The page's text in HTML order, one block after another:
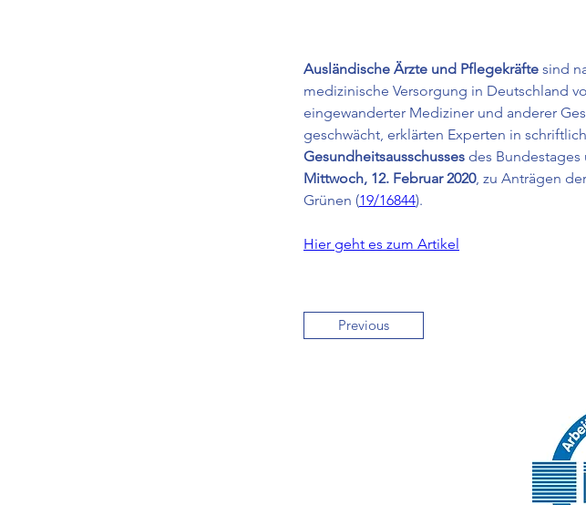
Ausländische Ärzte und Pflegekräfte sind
medizinische Versorgung in Deutschland
eingewanderter Mediziner und anderer
geschwächt, erklärten Experten in
Gesundheitsausschusses des
Mittwoch, 12. Februar 2020, zu Anträgen
Grünen (19/16844).
Hier geht es zum Artikel
Previous